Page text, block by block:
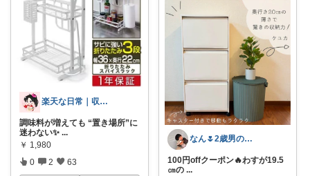
楽天な日常｜収納・掃除・時短ROOM
調味料が増えても “置き場所”に
迷わない✨ ...
￥ 1,980
0 2 63
なん🌷2歳男の子ママ⿻*.アイコン変更
100円offクーポン🔥わすが19.5
㎝の ...